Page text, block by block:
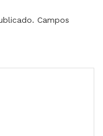
Campos